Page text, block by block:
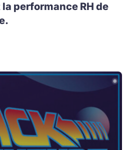
performance RH de